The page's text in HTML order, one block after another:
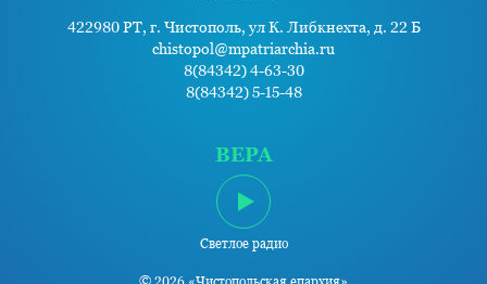
422980 РТ, г. Чистополь, ул К. Либкнехта, д. 22 Б
chistopol@mpatriarchia.ru
8(84342) 4-63-30
8(84342) 5-15-48
ВЕРА
Светлое радио